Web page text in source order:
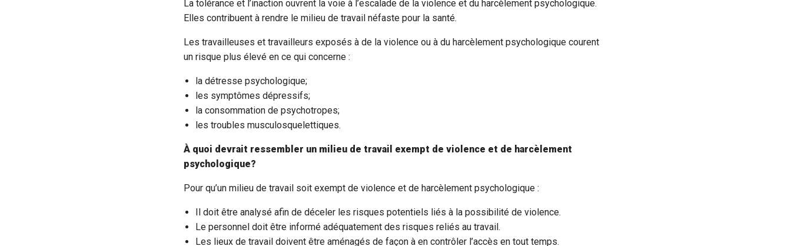
La tolérance et l’inaction ouvrent la voie à l’escalade de la violence et du harcèlement psychologique.
Elles contribuent à rendre le milieu de travail néfaste pour la santé.
Les travailleuses et travailleurs exposés à de la violence ou à du harcèlement psychologique courent
un risque plus élevé en ce qui concerne :
la détresse psychologique;
les symptômes dépressifs;
la consommation de psychotropes;
les troubles musculosquelettiques.
À quoi devrait ressembler un milieu de travail exempt de violence et de harcèlement
psychologique?
Pour qu’un milieu de travail soit exempt de violence et de harcèlement psychologique :
Il doit être analysé afin de déceler les risques potentiels liés à la possibilité de violence.
Le personnel doit être informé adéquatement des risques reliés au travail.
Les lieux de travail doivent être aménagés de façon à en contrôler l’accès en tout temps.